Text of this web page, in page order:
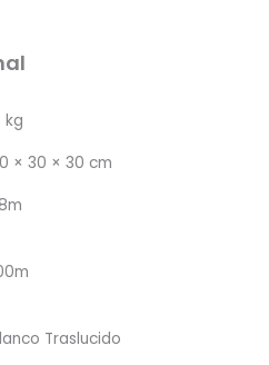
kg
× 30 × 30 cm
Traslucido